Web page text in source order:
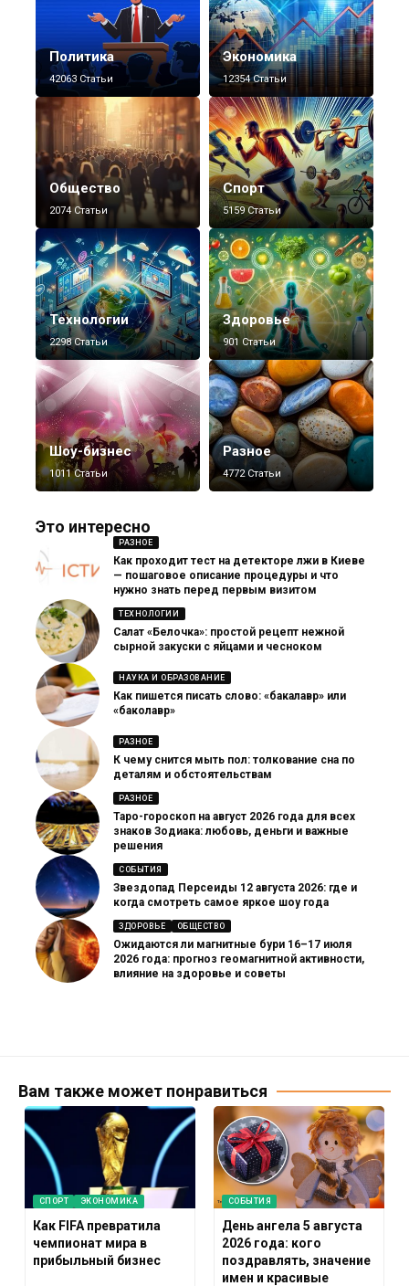
Политика
42063 Статьи
Экономика
12354 Статьи
Общество
2074 Статьи
Спорт
5159 Статьи
Технологии
2298 Статьи
Здоровье
901 Статьи
Шоу-бизнес
1011 Статьи
Разное
4772 Статьи
Это интересно
РАЗНОЕ
Как проходит тест на детекторе лжи в Киеве
— пошаговое описание процедуры и что
нужно знать перед первым визитом
ТЕХНОЛОГИИ
Салат «Белочка»: простой рецепт нежной
сырной закуски с яйцами и чесноком
НАУКА И ОБРАЗОВАНИЕ
Как пишется писать слово: «бакалавр» или
«баколавр»
РАЗНОЕ
К чему снится мыть пол: толкование сна по
деталям и обстоятельствам
РАЗНОЕ
Таро-гороскоп на август 2026 года для всех
знаков Зодиака: любовь, деньги и важные
решения
СОБЫТИЯ
Звездопад Персеиды 12 августа 2026: где и
когда смотреть самое яркое шоу года
ЗДОРОВЬЕ ОБЩЕСТВО
Ожидаются ли магнитные бури 16–17 июля
2026 года: прогноз геомагнитной активности,
влияние на здоровье и советы
Вам также может понравиться
СПОРТ ЭКОНОМИКА
Как FIFA превратила
чемпионат мира в
прибыльный бизнес
СОБЫТИЯ
День ангела 5 августа
2026 года: кого
поздравлять, значение
имен и красивые